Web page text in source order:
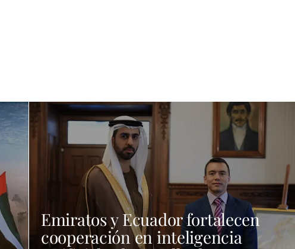
Emiratos y Ecuador fortalecen
cooperación en inteligencia